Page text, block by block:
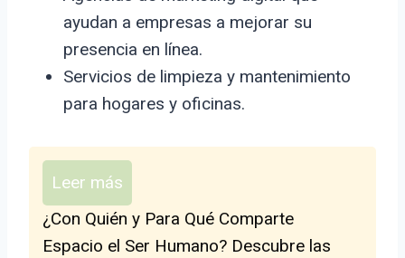
ayudan a empresas a mejorar su
presencia en línea.
Servicios de limpieza y mantenimiento
para hogares y oficinas.
Leer más
¿Con Quién y Para Qué Comparte
Espacio el Ser Humano? Descubre las